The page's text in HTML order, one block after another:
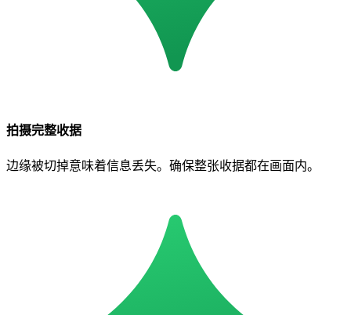
拍摄完整收据
边缘被切掉意味着信息丢失。确保整张收据都在画面内。